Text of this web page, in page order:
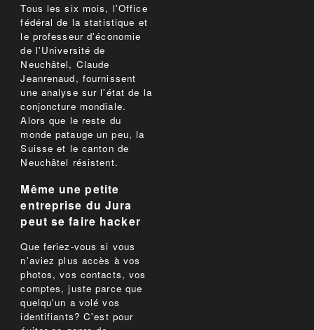
Tous les six mois, l'Office
fédéral de la statistique et
le professeur d'économie
de l'Université de
Neuchâtel, Claude
Jeanrenaud, fournissent
une analyse sur l'état de la
conjoncture mondiale.
Alors que le reste du
monde patauge un peu, la
Suisse et le canton de
Neuchâtel résistent.
Même une petite
entreprise du Jura
peut se faire hacker
Que feriez-vous si vous
n'aviez plus accès à vos
photos, vos contacts, vos
comptes, juste parce que
quelqu'un a volé vos
identifiants? C'est pour